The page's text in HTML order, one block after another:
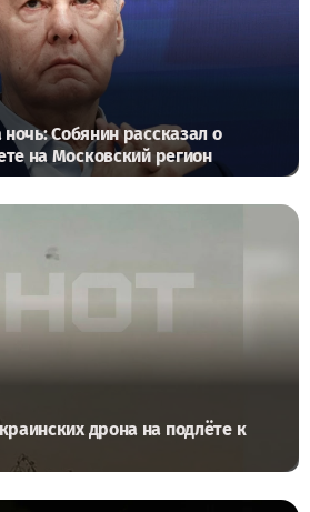
Собянин рассказал о
на Московский регион
дрона на подлёте к